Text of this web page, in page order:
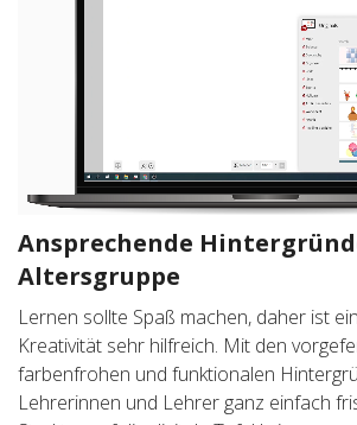
Ansprechende
Altersgruppe
Lernen sollte Spaß machen, daher ist
Kreativität sehr hilfreich. Mit den
farbenfrohen und funktionalen
Lehrerinnen und Lehrer ganz einfach